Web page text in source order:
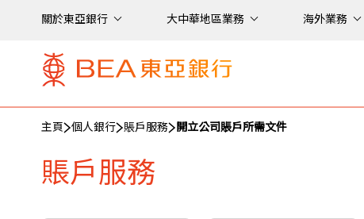
關於東亞銀行 大中華地區業務 海外業務
主頁 個人銀行 賬戶服務 開立公司賬戶所需文件
賬戶服務